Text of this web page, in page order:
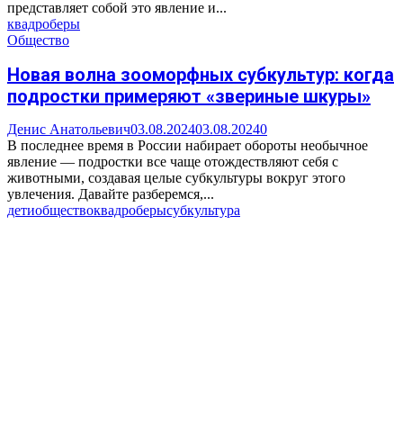
представляет собой это явление и...
квадроберы
Общество
Новая волна зооморфных субкультур: когда
подростки примеряют «звериные шкуры»
Денис Анатольевич03.08.202403.08.20240
В последнее время в России набирает обороты необычное
явление — подростки все чаще отождествляют себя с
животными, создавая целые субкультуры вокруг этого
увлечения. Давайте разберемся,...
детиобществоквадроберысубкультура